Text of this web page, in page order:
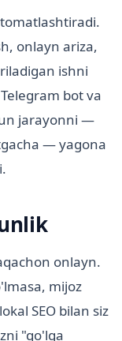
onlayn ariza,
ishni
bot va
jarayonni —
— yagona
onlayn.
mijoz
SEO bilan siz
"qo'lga